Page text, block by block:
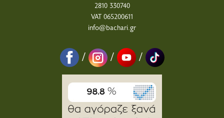
2810 330740
VAT 065200611
info@bachari.gr
/ / /